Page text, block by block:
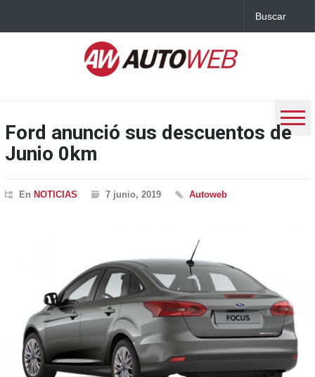
Ford anunció sus descuentos de
Junio 0km
En NOTICIAS 7 junio, 2019 Autoweb